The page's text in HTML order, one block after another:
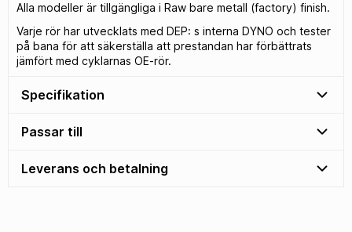
Alla modeller är tillgängliga i Raw bare metall (factory) finish.
Varje rör har utvecklats med DEP: s interna DYNO och tester
på bana för att säkerställa att prestandan har förbättrats
jämfört med cyklarnas OE-rör.
Specifikation
Passar till
Leverans och betalning